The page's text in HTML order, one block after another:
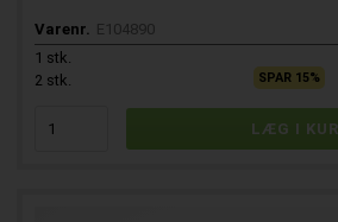
Varenr. E104890
1 stk.
2 stk. SPAR 15%